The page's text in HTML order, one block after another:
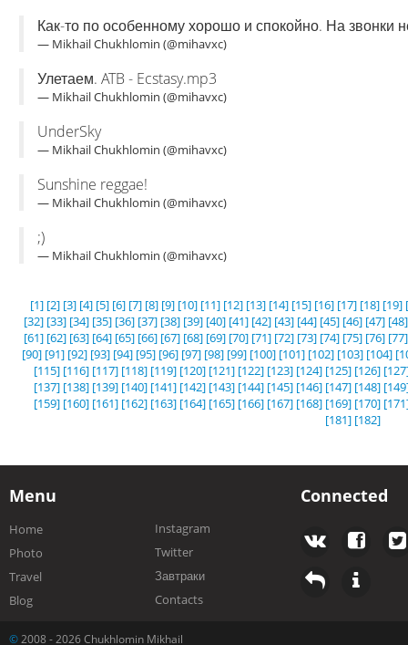
Как-то по особенному хорошо и спокойно. На звонки
— Mikhail Chukhlomin (@mihavxc)
Улетаем. ATB - Ecstasy.mp3
— Mikhail Chukhlomin (@mihavxc)
UnderSky
— Mikhail Chukhlomin (@mihavxc)
Sunshine reggae!
— Mikhail Chukhlomin (@mihavxc)
;)
— Mikhail Chukhlomin (@mihavxc)
[1] [2] [3] [4] [5] [6] [7] [8] [9] [10] [11] [12] [13] [14] [15] [16] [17] [18] [19]
[32] [33] [34] [35] [36] [37] [38] [39] [40] [41] [42] [43] [44] [45] [46] [47] [48]
[61] [62] [63] [64] [65] [66] [67] [68] [69] [70] [71] [72] [73] [74] [75] [76] [77]
[90] [91] [92] [93] [94] [95] [96] [97] [98] [99] [100] [101] [102] [103] [104]
[115] [116] [117] [118] [119] [120] [121] [122] [123] [124] [125] [126]
[137] [138] [139] [140] [141] [142] [143] [144] [145] [146] [147] [148]
[159] [160] [161] [162] [163] [164] [165] [166] [167] [168] [169] [170]
[181] [182]
Menu
Home
Photo
Travel
Blog
Instagram
Twitter
Завтраки
Contacts
Connected
© 2008 - 2026 Chukhlomin Mikhail